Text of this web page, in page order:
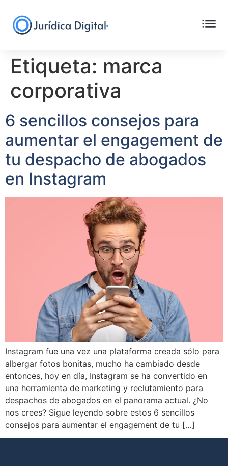
Etiqueta: marca
corporativa
6 sencillos consejos para
aumentar el engagement de
tu despacho de abogados
en Instagram
Instagram fue una vez una plataforma creada sólo para
albergar fotos bonitas, mucho ha cambiado desde
entonces, hoy en día, Instagram se ha convertido en
una herramienta de marketing y reclutamiento para
despachos de abogados en el panorama actual. ¿No
nos crees? Sigue leyendo sobre estos 6 sencillos
consejos para aumentar el engagement de tu […]